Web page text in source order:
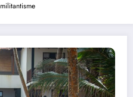
militantisme